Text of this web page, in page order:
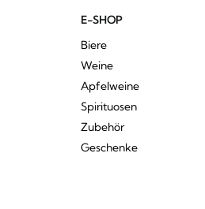
E-SHOP
Biere
Weine
Apfelweine
Spirituosen
Zubehör
Geschenke